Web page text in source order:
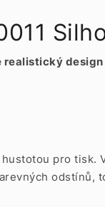
realistický
pro tisk.
odstínů,